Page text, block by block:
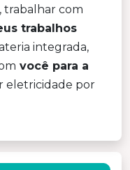
, trabalhar com
trabalhos
integrada,
você para a
eletricidade por